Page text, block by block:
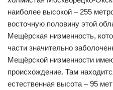
наиболее высокой – 255
восточную половину этой
Мещёрская низменность,
части значительно
Мещёрской низменности
происхождение. Там
естественная высота – 95